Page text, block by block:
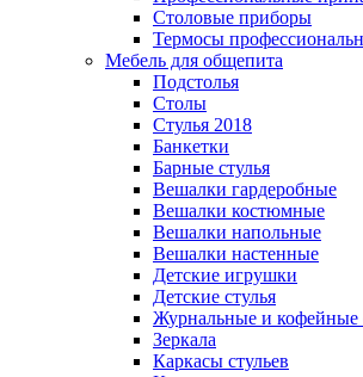
Столовые приборы
Термосы
Мебель для общепита
Подстолья
Столы
Стулья 2018
Банкетки
Барные стулья
Вешалки гардеробные
Вешалки костюмные
Вешалки напольные
Вешалки настенные
Детские игрушки
Детские стулья
Журнальные и кофейные
Зеркала
Каркасы стульев